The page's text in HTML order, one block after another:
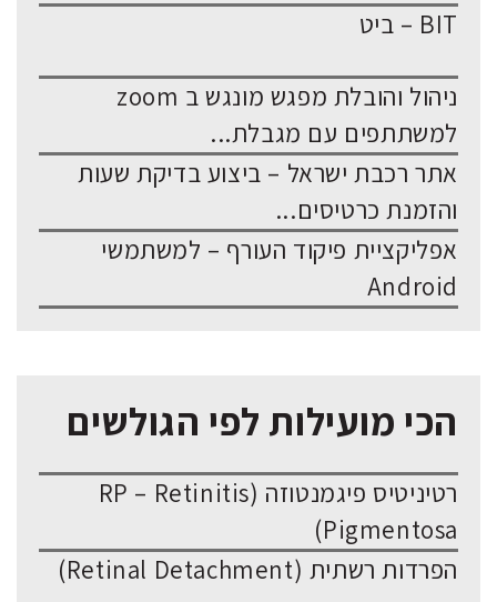
BIT – ביט
ניהול והובלת מפגש מונגש ב zoom
למשתתפים עם מגבלת...
אתר רכבת ישראל – ביצוע בדיקת שעות
והזמנת כרטיסים...
אפליקציית פיקוד העורף – למשתמשי
Android
הכי מועילות לפי הגולשים
רטיניטיס פיגמנטוזה (RP – Retinitis
Pigmentosa)
הפרדות רשתית (Retinal Detachment)